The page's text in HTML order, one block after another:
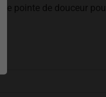
pointe de douceur